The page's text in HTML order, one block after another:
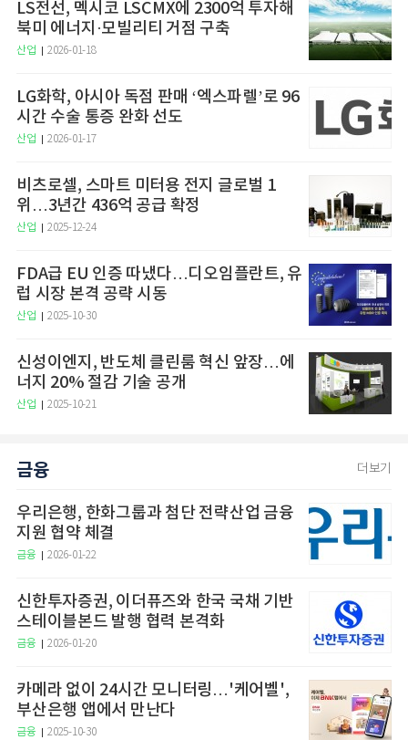
LS전선, 멕시코 LSCMX에 2300억 투자해
북미 에너지·모빌리티 거점 구축
산업 2026-01-18
LG화학, 아시아 독점 판매 ‘엑스파렐’로 96
시간 수술 통증 완화 선도
산업 2026-01-17
비츠로셀, 스마트 미터용 전지 글로벌 1
위…3년간 436억 공급 확정
산업 2025-12-24
FDA급 EU 인증 따냈다…디오임플란트, 유
럽 시장 본격 공략 시동
산업 2025-10-30
신성이엔지, 반도체 클린룸 혁신 앞장…에
너지 20% 절감 기술 공개
산업 2025-10-21
금융 더보기
우리은행, 한화그룹과 첨단 전략산업 금융
지원 협약 체결
금융 2026-01-22
신한투자증권, 이더퓨즈와 한국 국채 기반
스테이블본드 발행 협력 본격화
금융 2026-01-20
카메라 없이 24시간 모니터링…'케어벨',
부산은행 앱에서 만난다
금융 2025-10-30